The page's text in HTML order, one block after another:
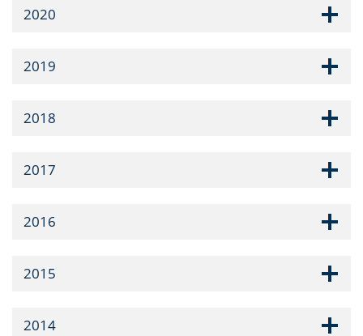
2020
2019
2018
2017
2016
2015
2014